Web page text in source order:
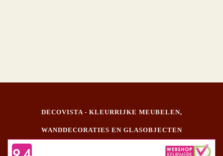
DECOVISTA - KLEURRIJKE MEUBELEN,
WANDDECORATIES EN GLASOBJECTEN